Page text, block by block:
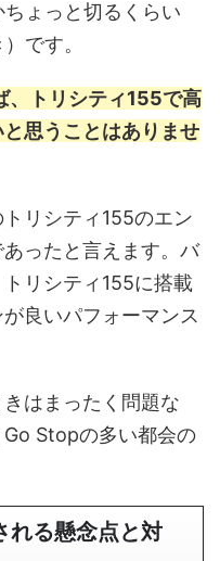
ょっと切るくらい
です。
、トリシティ155で高
思うことはありませ
リシティ155のエン
ったと言えます。バ
リシティ155に搭載
良いパフォーマンス
はまったく問題な
Stopの多い都会の
れる懸念点と対